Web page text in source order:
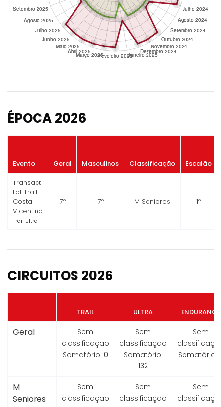
ÉPOCA 2026
Evento Geral Masculinos Classificação Escalão
Transact
Lat Trail
Costa
Vicentina
Trail Ultra
7º 7º M Seniores 1º
CIRCUITOS 2026
TRAIL ULTRA ENDURANCE
Geral
Sem
classificação
Somatório: 0
Sem
classificação
Somatório:
132
Sem
Somatório:
M
Seniores
Sem
classificação
Sem
classificação
Sem